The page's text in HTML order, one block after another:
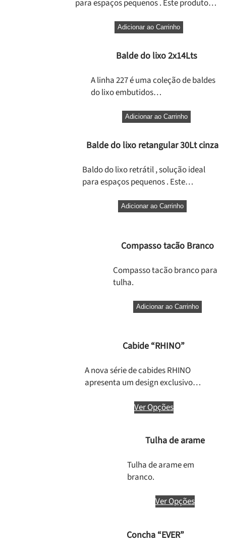
para espaços pequenos . Este produto…
Adicionar ao Carrinho
Balde do lixo 2x14Lts
A linha 227 é uma coleção de baldes
do lixo embutidos…
Adicionar ao Carrinho
Balde do lixo retangular 30Lt cinza
Baldo do lixo retrátil , solução ideal
para espaços pequenos . Este…
Adicionar ao Carrinho
Compasso tacão Branco
Compasso tacão branco para
tulha.
Adicionar ao Carrinho
Cabide “RHINO”
A nova série de cabides RHINO
apresenta um design exclusivo…
Ver Opções
Tulha de arame
Tulha de arame em
branco.
Ver Opções
Concha “EVER”